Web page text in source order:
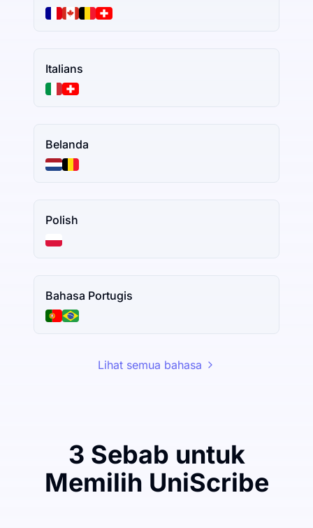
Italians
Belanda
Polish
Bahasa Portugis
Lihat semua bahasa
3 Sebab untuk
Memilih UniScribe